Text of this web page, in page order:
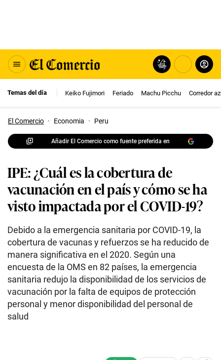
Temas del día Keiko Fujimori Feriado Machu Picchu Corredor
El Comercio · Economia · Peru
Añadir El Comercio como fuente preferida en
IPE: ¿Cuál es la cobertura de
vacunación en el país y cómo se ha
visto impactada por el COVID-19?
Debido a la emergencia sanitaria por COVID-19, la
cobertura de vacunas y refuerzos se ha reducido de
manera significativa en el 2020. Según una
encuesta de la OMS en 82 países, la emergencia
sanitaria redujo la disponibilidad de los servicios de
vacunación por la falta de equipos de protección
personal y menor disponibilidad del personal de
salud